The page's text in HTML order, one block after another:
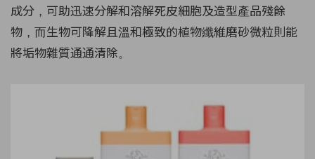
成分，可助迅速分解和溶解死皮細胞及造型產品殘餘
物，而生物可降解且溫和極致的植物纖維磨砂微粒則能
將垢物雜質通通清除。